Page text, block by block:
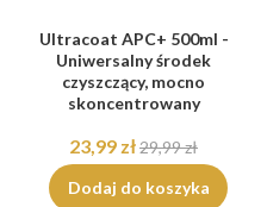
Ultracoat APC+ 500ml -
Uniwersalny środek
czyszczący, mocno
skoncentrowany
23,99 zł29,99 zł
Dodaj do koszyka